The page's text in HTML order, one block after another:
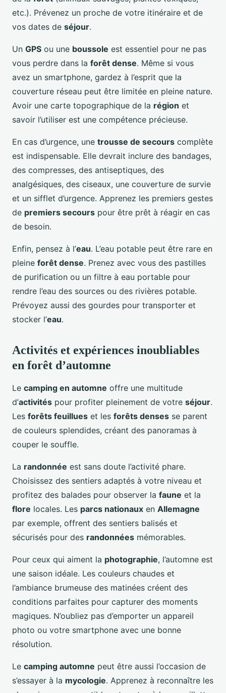
etc.). Prévenez un proche de votre itinéraire et de
vos dates de séjour.
Un GPS ou une boussole est essentiel pour ne pas
vous perdre dans la forêt dense. Même si vous
avez un smartphone, gardez à l’esprit que la
couverture réseau peut être limitée en pleine nature.
Avoir une carte topographique de la région et
savoir l’utiliser est une compétence précieuse.
En cas d’urgence, une trousse de secours complète
est indispensable. Elle devrait inclure des bandages,
des compresses, des antiseptiques, des
analgésiques, des ciseaux, une couverture de survie
et un sifflet d’urgence. Apprenez les premiers gestes
de premiers secours pour être prêt à réagir en cas
de besoin.
Enfin, pensez à l’eau. L’eau potable peut être rare en
pleine forêt dense. Prenez avec vous des pastilles
de purification ou un filtre à eau portable pour
rendre l’eau des sources ou des rivières potable.
Prévoyez aussi des gourdes pour transporter et
stocker l’eau.
Activités et expériences inoubliables
en forêt d’automne
Le camping en automne offre une multitude
d’activités pour profiter pleinement de votre séjour.
Les forêts feuillues et les forêts denses se parent
de couleurs splendides, créant des panoramas à
couper le souffle.
La randonnée est sans doute l’activité phare.
Choisissez des sentiers adaptés à votre niveau et
profitez des balades pour observer la faune et la
flore locales. Les parcs nationaux en Allemagne
par exemple, offrent des sentiers balisés et
sécurisés pour des randonnées mémorables.
Pour ceux qui aiment la photographie, l’automne est
une saison idéale. Les couleurs chaudes et
l’ambiance brumeuse des matinées créent des
conditions parfaites pour capturer des moments
magiques. N’oubliez pas d’emporter un appareil
photo ou votre smartphone avec une bonne
résolution.
Le camping automne peut être aussi l’occasion de
s’essayer à la mycologie. Apprenez à reconnaître les